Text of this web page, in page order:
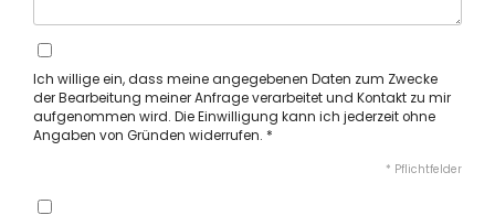
Ich willige ein, dass meine angegebenen Daten zum Zwecke
der Bearbeitung meiner Anfrage verarbeitet und Kontakt zu mir
aufgenommen wird. Die Einwilligung kann ich jederzeit ohne
Angaben von Gründen widerrufen. *
* Pflichtfelder